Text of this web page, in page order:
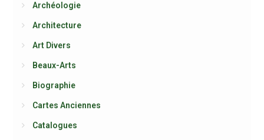
Archéologie
Architecture
Art Divers
Beaux-Arts
Biographie
Cartes Anciennes
Catalogues